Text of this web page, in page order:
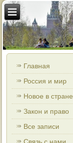
Главная
Россия и мир
Новое в стране
Закон и право
Все записи